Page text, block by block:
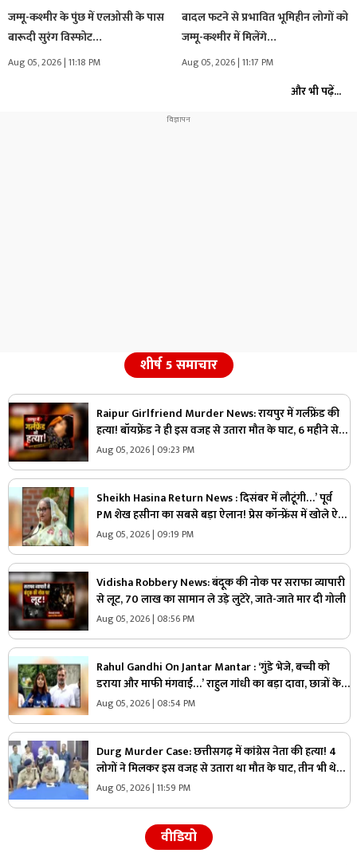
जम्मू-कश्मीर के पुंछ में एलओसी के पास
बारूदी सुरंग विस्फोट…
Aug 05, 2026 | 11:18 PM
बादल फटने से प्रभावित भूमिहीन लोगों को
जम्मू-कश्मीर में मिलेंगे…
Aug 05, 2026 | 11:17 PM
और भी पढ़ें...
शीर्ष 5 समाचार
Raipur Girlfriend Murder News: रायपुर में गर्लफ्रेंड की
हत्या! बॉयफ्रेंड ने ही इस वजह से उतारा मौत के घाट, 6 महीने से
रह रहे थे लिव इन में
Aug 05, 2026 | 09:23 PM
Sheikh Hasina Return News : दिसंबर में लौटूंगी…’ पूर्व
PM शेख हसीना का सबसे बड़ा ऐलान! प्रेस कॉन्फ्रेंस में खोले ऐसे
राज, मच सकता है सियासी भूचाल
Aug 05, 2026 | 09:19 PM
Vidisha Robbery News: बंदूक की नोक पर सराफा व्यापारी
से लूट, 70 लाख का सामान ले उड़े लुटेरे, जाते-जाते मार दी गोली
Aug 05, 2026 | 08:56 PM
Rahul Gandhi On Jantar Mantar : ‘गुंडे भेजे, बच्ची को
डराया और माफी मंगवाई…’ राहुल गांधी का बड़ा दावा, छात्रों के
साथ खोला मोर्चा
Aug 05, 2026 | 08:54 PM
Durg Murder Case: छत्तीसगढ़ में कांग्रेस नेता की हत्या! 4
लोगों ने मिलकर इस वजह से उतारा था मौत के घाट, तीन भी थे
वारदात में शामिल
Aug 05, 2026 | 11:59 PM
वीडियो